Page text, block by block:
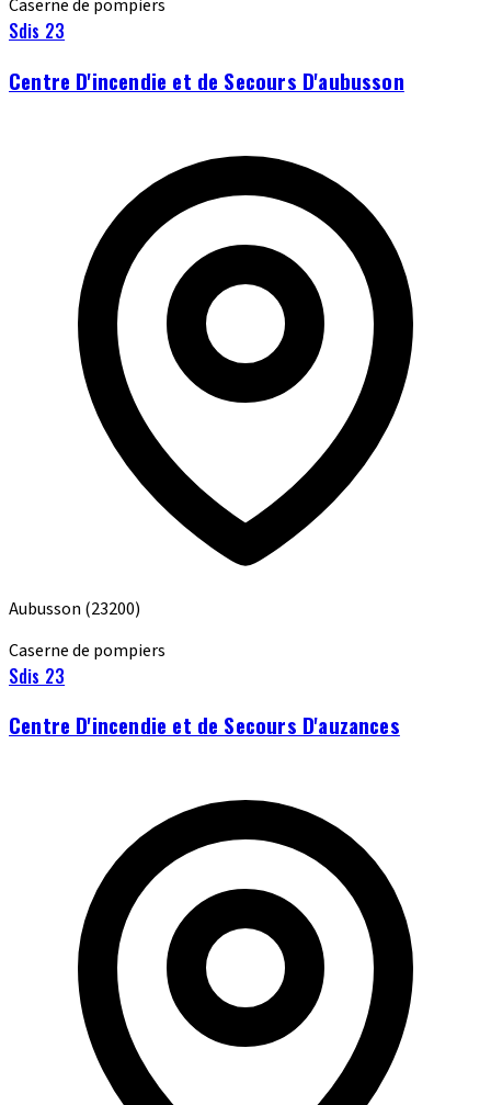
Caserne de pompiers
Sdis 23
Centre D'incendie et de Secours D'aubusson
Aubusson (23200)
Caserne de pompiers
Sdis 23
Centre D'incendie et de Secours D'auzances